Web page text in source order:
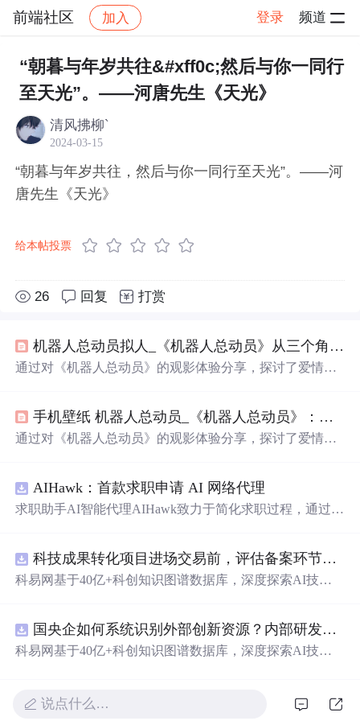
前端社区 加入 登录 频道
社区 前端社区 感慨 帖子详情
“朝暮与年岁共往&#xff0c;然后与你一同行
至天光”。——河唐先生《天光》
清风拂柳`
2024-03-15
“朝暮与年岁共往，然后与你一同行至天光”。——河
唐先生《天光》
给本帖投票
26 回复 打赏
机器人总动员拟人_《机器人总动员》从三个角度解析这部电影带给我们的思考与感动...
通过对《机器人总动员》的观影体验分享，探讨了爱情、
用及地球环境保护的紧迫性。
手机壁纸 机器人总动员_《机器人总动员》：从三个角度解读这部电影带给我们的思考与感动...
通过对《机器人总动员》的观影体验分享，探讨了爱情、
用；并警示了地球环境面临的严峻挑战。
AIHawk：首款求职申请 AI 网络代理
求职助手AI智能代理AIHawk致力于简化求职过程，通过自
科技成果转化项目进场交易前，评估备案环节需要准备哪些材料？.docx
科易网基于40亿+科创知识图谱数据库，深度探索AI技术
新领域的AI+数智化解决方案，推动科技创新与产业创新
智能化发展。
国央企如何系统识别外部创新资源？内部研发体系完善，但对外部高校、中小科技企业技术能力缺乏动态认知。.docx
科易网基于40亿+科创知识图谱数据库，深度探索AI技术
新领域的AI+数智化解决方案，推动科技创新与产业创新
说点什么…